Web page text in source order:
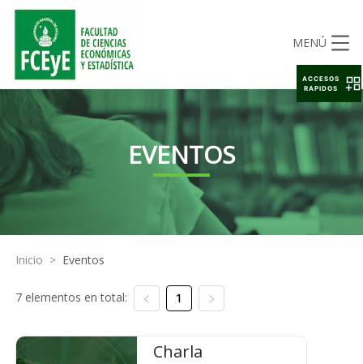
MENÚ
EVENTOS
Inicio > Eventos
7 elementos en total: 1
Charla
ACCESOS
RAPIDOS